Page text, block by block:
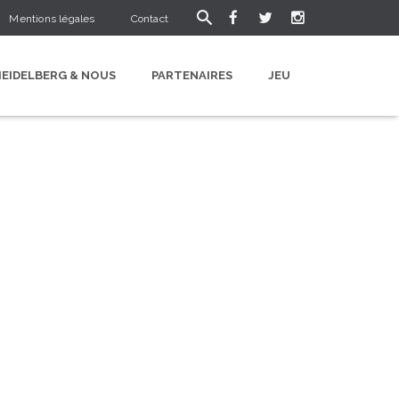
Mentions légales Contact
& NOUS PARTENAIRES JEU